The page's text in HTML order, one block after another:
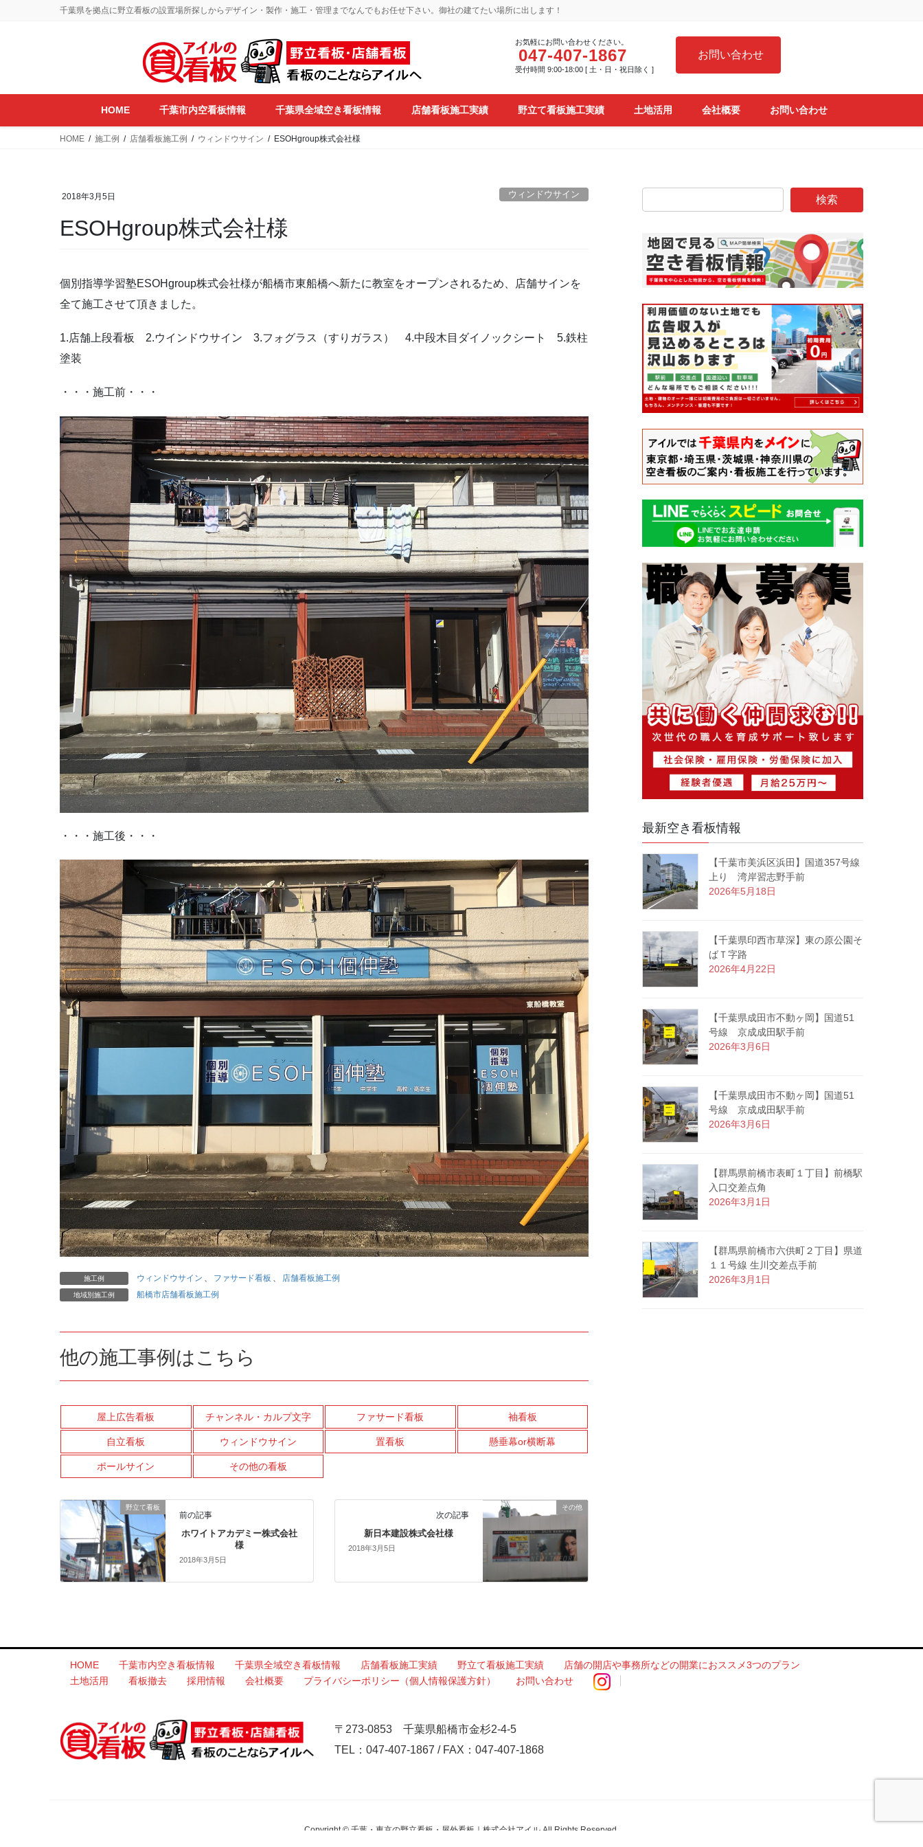
千葉県を拠点に野立看板の設置場所探しからデザイン・製作・施工・管理までなんでもお任せ下さい。御社の建てたい場所に出します！
お気軽にお問い合わせください。
047-407-1867
受付時間 9:00-18:00 [ 土・日・祝日除く ]
お問い合わせ
HOME 千葉市内空看板情報 千葉県全域空き看板情報 店舗看板施工実績 野立て看板施工実績 土地活用 会社概要 お問い合わせ
HOME 施工例 店舗看板施工例 ウィンドウサイン ESOHgroup株式会社様
2018年3月5日 ウィンドウサイン
ESOHgroup株式会社様
個別指導学習塾ESOHgroup株式会社様が船橋市東船橋へ新たに教室をオープンされるため、店舗サインを
全て施工させて頂きました。
1.店舗上段看板 2.ウインドウサイン 3.フォグラス（すりガラス） 4.中段木目ダイノックシート 5.鉄柱
塗装
・・・施工前・・・
・・・施工後・・・
施工例 ウィンドウサイン 、 ファサード看板 、 店舗看板施工例
地域別施工例 船橋市店舗看板施工例
他の施工事例はこちら
屋上広告看板 チャンネル・カルプ文字 ファサード看板 袖看板
自立看板 ウィンドウサイン 置看板 懸垂幕or横断幕
ポールサイン その他の看板
野立て看板
前の記事
ホワイトアカデミー株式会社
様
2018年3月5日
その他
次の記事
新日本建設株式会社様
2018年3月5日
最新空き看板情報
【千葉市美浜区浜田】国道357号線
上り 湾岸習志野手前
2026年5月18日
【千葉県印西市草深】東の原公園そ
ばＴ字路
2026年4月22日
【千葉県成田市不動ヶ岡】国道51
号線 京成成田駅手前
2026年3月6日
【千葉県成田市不動ヶ岡】国道51
号線 京成成田駅手前
2026年3月6日
【群馬県前橋市表町１丁目】前橋駅
入口交差点角
2026年3月1日
【群馬県前橋市六供町２丁目】県道
１１号線 生川交差点手前
2026年3月1日
HOME 千葉市内空き看板情報 千葉県全域空き看板情報 店舗看板施工実績 野立て看板施工実績
店舗の開店や事務所などの開業におススメ3つのプラン
土地活用
看板撤去 採用情報 会社概要 プライバシーポリシー（個人情報保護方針） お問い合わせ
〒273-0853 千葉県船橋市金杉2-4-5
TEL：047-407-1867 / FAX：047-407-1868
Copyright © 千葉・東京の野立看板・屋外看板｜株式会社アイル All Rights Reserved.